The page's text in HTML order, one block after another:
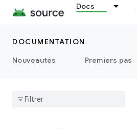
Docs
DOCUMENTATION
Nouveautés
Premiers pas
com.android.tradefed.postproc
com.android.tradefed.postproc
com.android.tradefed.result
error